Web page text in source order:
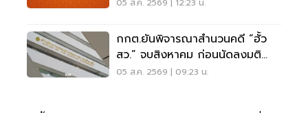
05 ส.ค. 2569 | 12:23 น.
กกต.ยันพิจารณาสำนวนคดี “ฮั้ว
สว.” จบสิงหาคม ก่อนนัดลงมติ
ภายหลัง
05 ส.ค. 2569 | 09:23 น.